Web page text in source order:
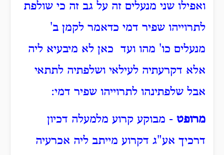
ואפילו שני מנעלים זה על גב זה כי שולפת
לתרוייהו שפיר דמי כדאמר לקמן ב'
מנעלים כו' מהו ועד כאן לא מיבעיא ליה
אלא דקרעתיה לעילאי ושלפתיה לתתאי
אבל שלפתינהו לתרוייהו שפיר דמי:
מרופט - מבוקע קרוע מלמעלה דכיון
דרכיך אע"ג דקרוע מייתב ליה אכרעיה